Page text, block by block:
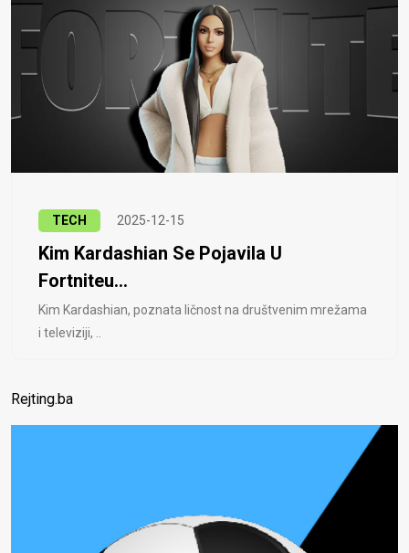
TECH 2025-12-15
Kim Kardashian Se Pojavila U
Fortniteu...
Kim Kardashian, poznata ličnost na društvenim mrežama
i televiziji, ..
Rejting.ba